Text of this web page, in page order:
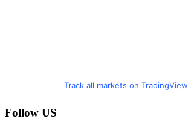
Track all markets on TradingView
Follow US